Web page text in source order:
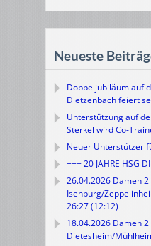
Neueste
Doppeljubiläum auf
Dietzenbach feiert
Unterstützung auf
Sterkel wird Co-
Neuer Unterstützer
+++ 20 JAHRE HSG
26.04.2026 Damen 2
Isenburg/
26:27 (12:12)
18.04.2026 Damen 2
Dietesheim/